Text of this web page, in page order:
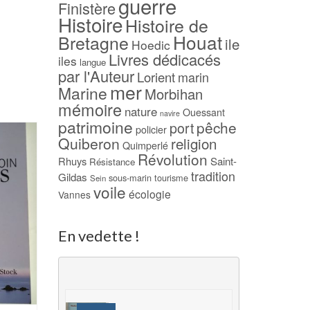
PROMO ! PROMO !
Finistère
HistoireHistoire de
Bretagne Hoedic Houatile
iles langue Livres dédicacés
par l'Auteur Lorient marin
Marine merMorbihan
mémoire nature navire Ouessant
patrimoine policier portpêche
Quiberon Quimperlé religion
Rhuys Résistance Révolution Saint-
Gildas Sein sous-marin tourisme tradition
Vannes voile écologie
En vedette !